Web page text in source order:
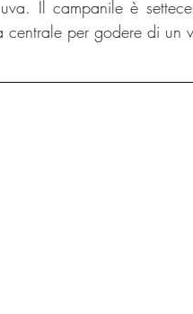
Il campanile è
per godere di un